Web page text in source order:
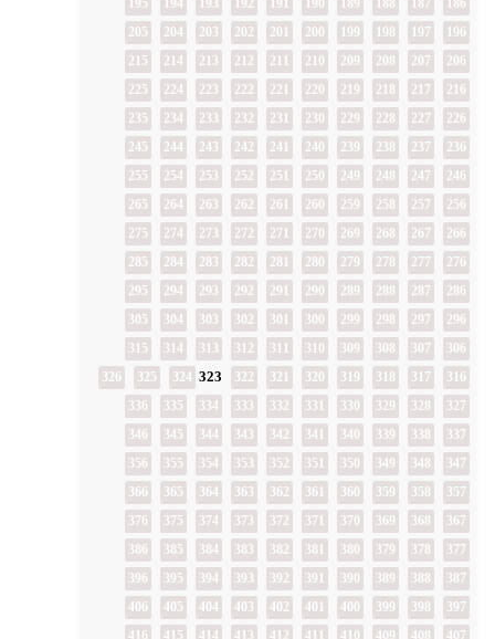
186
187
188
189
190
191
192
193
194
195
196
197
198
199
200
201
202
203
204
205
206
207
208
209
210
211
212
213
214
215
216
217
218
219
220
221
222
223
224
225
226
227
228
229
230
231
232
233
234
235
236
237
238
239
240
241
242
243
244
245
246
247
248
249
250
251
252
253
254
255
256
257
258
259
260
261
262
263
264
265
266
267
268
269
270
271
272
273
274
275
276
277
278
279
280
281
282
283
284
285
286
287
288
289
290
291
292
293
294
295
296
297
298
299
300
301
302
303
304
305
306
307
308
309
310
311
312
313
314
315
316
317
318
319
320
321
322
324
325
326
327
328
329
330
331
332
333
334
335
336
337
338
339
340
341
342
343
344
345
346
347
348
349
350
351
352
353
354
355
356
357
358
359
360
361
362
363
364
365
366
367
368
369
370
371
372
373
374
375
376
377
378
379
380
381
382
383
384
385
386
387
388
389
390
391
392
393
394
395
396
397
398
399
400
401
402
403
404
405
406
407
408
409
410
411
412
413
414
415
416